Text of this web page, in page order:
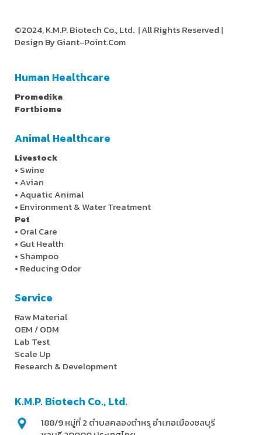
©2024, K.M.P. Biotech Co., Ltd. | All Rights Reserved |
Design ByGiant-Point.Com
Human Healthcare
Promedika
Fortbiome
Animal Healthcare
Livestock
• Swine
•Avian
•Aquatic Animal
• Environment & Water Treatment
Pet
• Oral Care
• Gut Health
• Shampoo
• Reducing Odor
Service
Raw Material
OEM / ODM
Lab Test
Scale Up
Research & Development
K.M.P. Biotech Co., Ltd.
188/9 หมู่ที่ 2 ตำบลคลองตำหรุ อำเภอเมืองชลบุรี